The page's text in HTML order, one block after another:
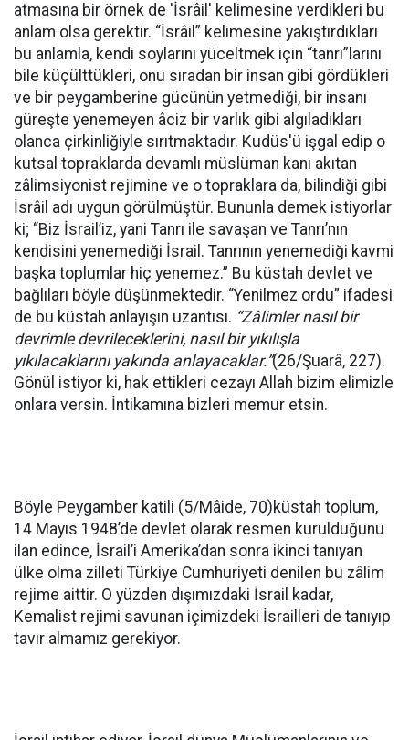
atmasına bir örnek de 'İsrâil' kelimesine verdikleri bu
anlam olsa gerektir. “İsrâil” kelimesine yakıştırdıkları
bu anlamla, kendi soylarını yüceltmek için “tanrı”larını
bile küçülttükleri, onu sıradan bir insan gibi gördükleri
ve bir peygamberine gücünün yetmediği, bir insanı
güreşte yenemeyen âciz bir varlık gibi algıladıkları
olanca çirkinliğiyle sırıtmaktadır. Kudüs'ü işgal edip o
kutsal topraklarda devamlı müslüman kanı akıtan
zâlimsiyonist rejimine ve o topraklara da, bilindiği gibi
İsrâil adı uygun görülmüştür. Bununla demek istiyorlar
ki; “Biz İsrail’iz, yani Tanrı ile savaşan ve Tanrı’nın
kendisini yenemediği İsrail. Tanrının yenemediği kavmi
başka toplumlar hiç yenemez.” Bu küstah devlet ve
bağlıları böyle düşünmektedir. “Yenilmez ordu” ifadesi
de bu küstah anlayışın uzantısı. “Zâlimler nasıl bir
devrimle devrileceklerini, nasıl bir yıkılışla
yıkılacaklarını yakında anlayacaklar.”(26/Şuarâ, 227).
Gönül istiyor ki, hak ettikleri cezayı Allah bizim elimizle
onlara versin. İntikamına bizleri memur etsin.
Böyle Peygamber katili (5/Mâide, 70)küstah toplum,
14 Mayıs 1948’de devlet olarak resmen kurulduğunu
ilan edince, İsrail’i Amerika’dan sonra ikinci tanıyan
ülke olma zilleti Türkiye Cumhuriyeti denilen bu zâlim
rejime aittir. O yüzden dışımızdaki İsrail kadar,
Kemalist rejimi savunan içimizdeki İsrailleri de tanıyıp
tavır almamız gerekiyor.